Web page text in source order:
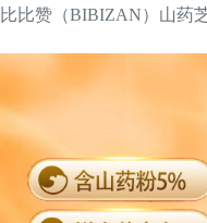
比比赞（BIBIZAN）山药